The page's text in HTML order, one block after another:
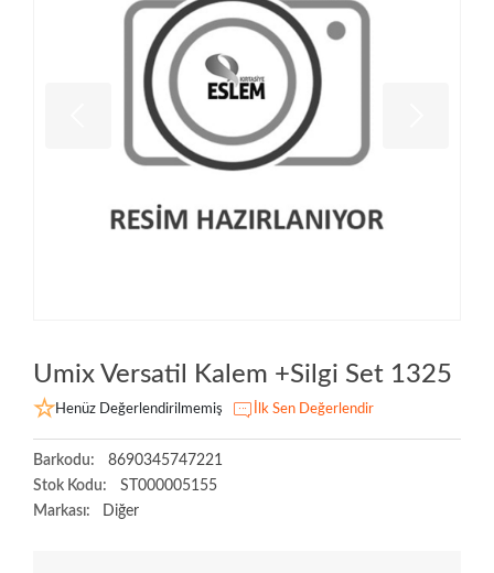
Umix Versatil Kalem +Silgi Set 1325
Henüz Değerlendirilmemiş İlk Sen Değerlendir
Barkodu:
8690345747221
Stok Kodu:
ST000005155
Markası:
Diğer